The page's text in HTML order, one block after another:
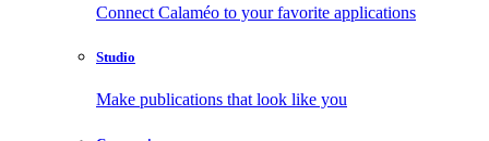
Connect Calaméo to your favorite applications
Studio
Make publications that look like you